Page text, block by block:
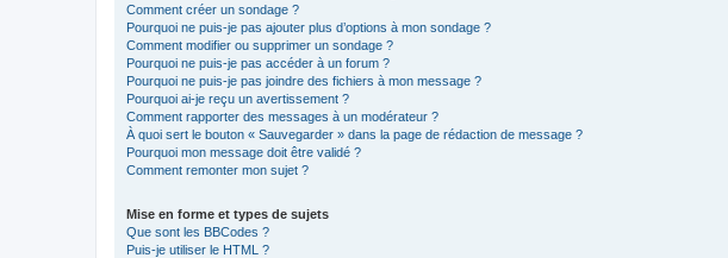
Comment créer un sondage ?
Pourquoi ne puis-je pas ajouter plus d’options à mon sondage ?
Comment modifier ou supprimer un sondage ?
Pourquoi ne puis-je pas accéder à un forum ?
Pourquoi ne puis-je pas joindre des fichiers à mon message ?
Pourquoi ai-je reçu un avertissement ?
Comment rapporter des messages à un modérateur ?
À quoi sert le bouton « Sauvegarder » dans la page de rédaction de message ?
Pourquoi mon message doit être validé ?
Comment remonter mon sujet ?
Mise en forme et types de sujets
Que sont les BBCodes ?
Puis-je utiliser le HTML ?